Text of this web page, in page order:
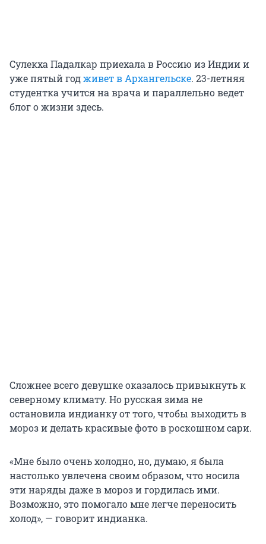
Сулекха Падалкар приехала в Россию из Индии и
уже пятый годживет в Архангельске. 23-летняя
студентка учится на врача и параллельно ведет
блог о жизни здесь.
Сложнее всего девушке оказалось привыкнуть к
северному климату. Но русская зима не
остановила индианку от того, чтобы выходить в
мороз и делать красивые фото в роскошном сари.
«Мне было очень холодно, но, думаю, я была
настолько увлечена своим образом, что носила
эти наряды даже в мороз и гордилась ими.
Возможно, это помогало мне легче переносить
холод», — говорит индианка.